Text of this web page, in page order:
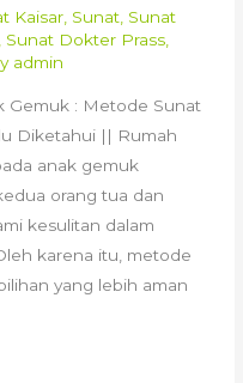
Kaisar, Sunat, Sunat
, Sunat Dokter Prass,
admin
Gemuk : Metode Sunat
Diketahui || Rumah
anak gemuk
orang tua dan
kesulitan dalam
karena itu, metode
yang lebih aman